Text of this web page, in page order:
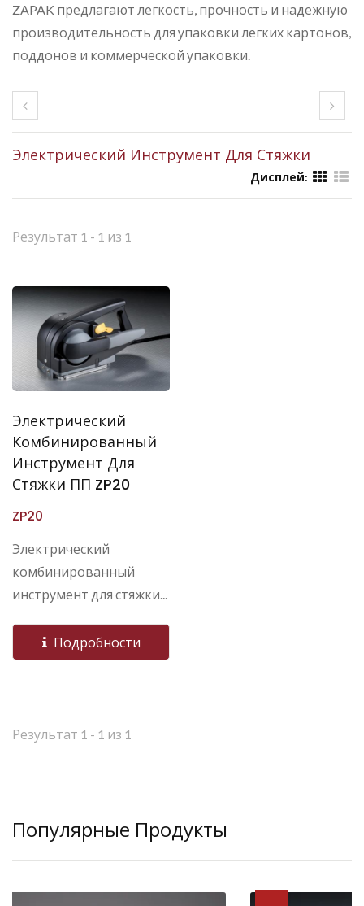
ZAPAK предлагают легкость, прочность и надежную
производительность для упаковки легких картонов,
поддонов и коммерческой упаковки.
Электрический Инструмент Для Стяжки
Дисплей:
Результат 1 - 1 из 1
Электрический
Комбинированный
Инструмент Для
Стяжки ПП ZP20
ZP20
Электрический
комбинированный
инструмент для стяжки...
Подробности
Результат 1 - 1 из 1
Популярные Продукты